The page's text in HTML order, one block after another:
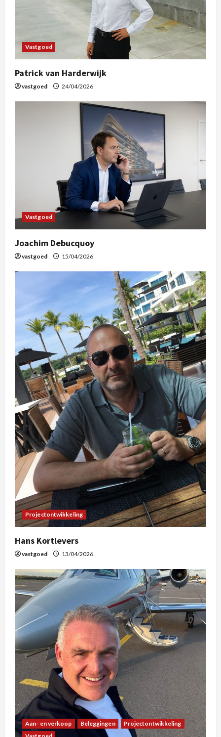
Vastgoed
Patrick van Harderwijk
vastgoed 24/04/2026
Vastgoed
Joachim Debucquoy
vastgoed 15/04/2026
Projectontwikkeling
Hans Kortlevers
vastgoed 13/04/2026
Aan- en verkoop Beleggingen
Projectontwikkeling